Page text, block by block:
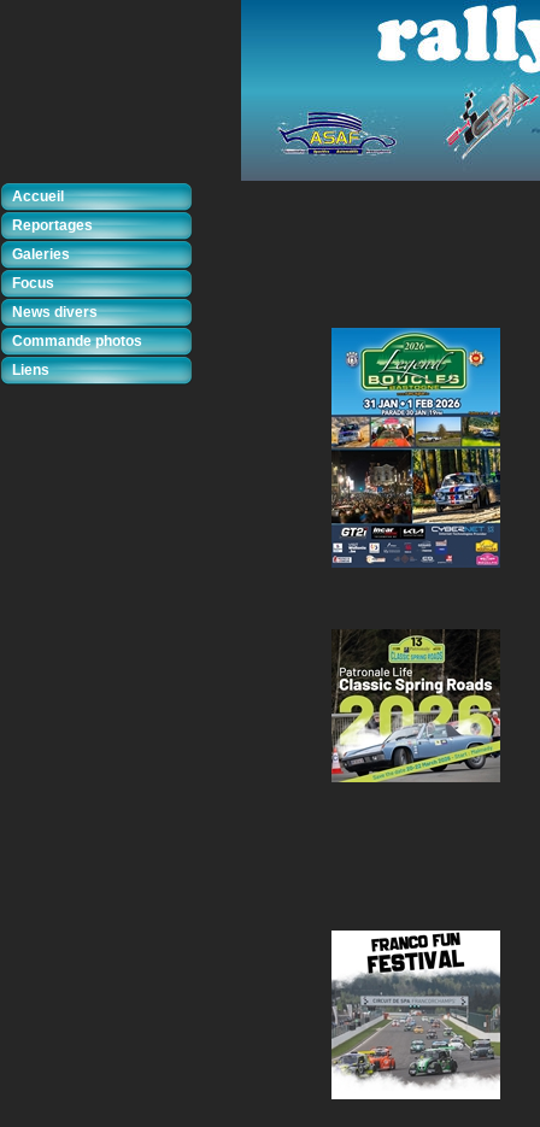
Accueil
Reportages
Galeries
Focus
News divers
Commande photos
Liens